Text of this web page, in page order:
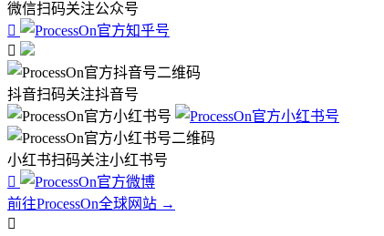
微信扫码关注公众号


抖音扫码关注抖音号
小红书扫码关注小红书号

前往ProcessOn全球网站 →
